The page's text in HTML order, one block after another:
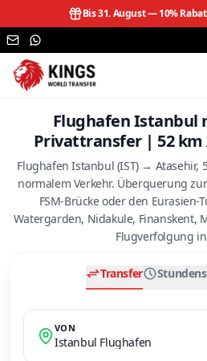
Bis 31. August —10%
Flughafen Istanbul
Privattransfer | 52 km
Flughafen Istanbul (IST) → Atasehir,
normalem Verkehr. Überquerung
FSM-Brücke oder den Eurasien-
Watergarden, Nidakule, Finanskent,
Flugverfolgung
Transfer
VON
Istanbul Flughafen